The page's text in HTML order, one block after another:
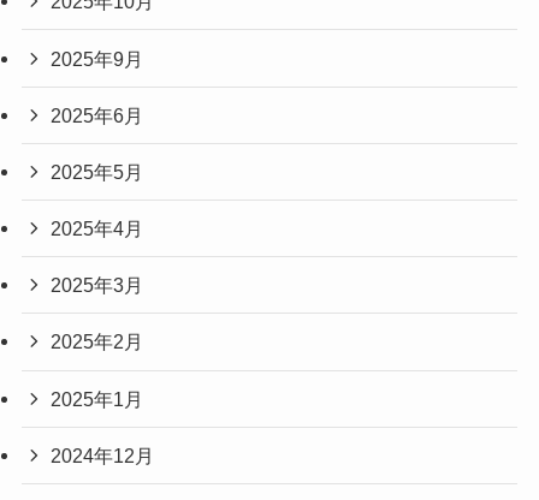
2025年9月
2025年6月
2025年5月
2025年4月
2025年3月
2025年2月
2025年1月
2024年12月